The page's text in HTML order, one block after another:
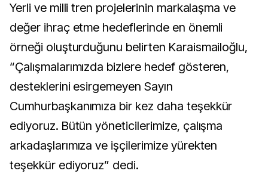
Yerli ve milli tren projelerinin markalaşma ve
değer ihraç etme hedeflerinde en önemli
örneği oluşturduğunu belirten Karaismailoğlu,
“Çalışmalarımızda bizlere hedef gösteren,
desteklerini esirgemeyen Sayın
Cumhurbaşkanımıza bir kez daha teşekkür
ediyoruz. Bütün yöneticilerimize, çalışma
arkadaşlarımıza ve işçilerimize yürekten
teşekkür ediyoruz” dedi.